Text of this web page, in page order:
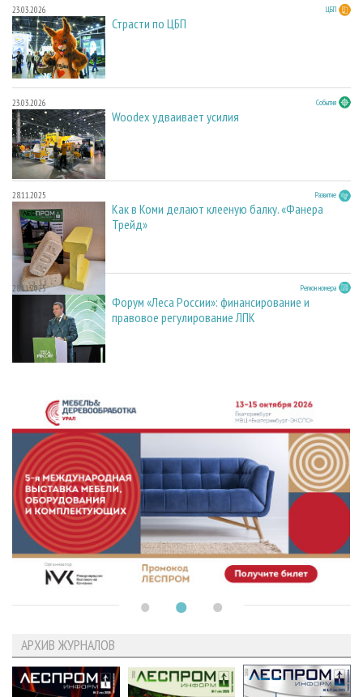
23.03.2026 ЦБП
Страсти по ЦБП
23.03.2026 События
Woodex удваивает усилия
28.11.2025 Развитие
Как в Коми делают клееную балку. «Фанера
Трейд»
28.11.2025 Регион номера
Форум «Леса России»: финансирование и
правовое регулирование ЛПК
АРХИВ ЖУРНАЛОВ